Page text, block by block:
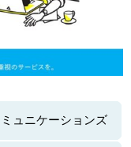
ュニケーションズ